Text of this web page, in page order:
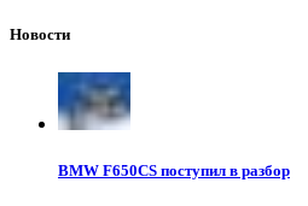
Новости
BMW F650CS поступил в разбор